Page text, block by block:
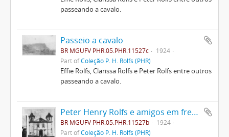
passeando a cavalo.
Passeio a cavalo
BR MGUFV PHR.05.PHR.11527c
1924
Part ofColeção P. H. Rolfs (PHR)
Effie Rolfs, Clarissa Rolfs e Peter Rolfs entre outros
passeando a cavalo.
Peter Henry Rolfs e amigos em frente a uma igreja
BR MGUFV PHR.05.PHR.11527b
1924
Part ofColeção P. H. Rolfs (PHR)